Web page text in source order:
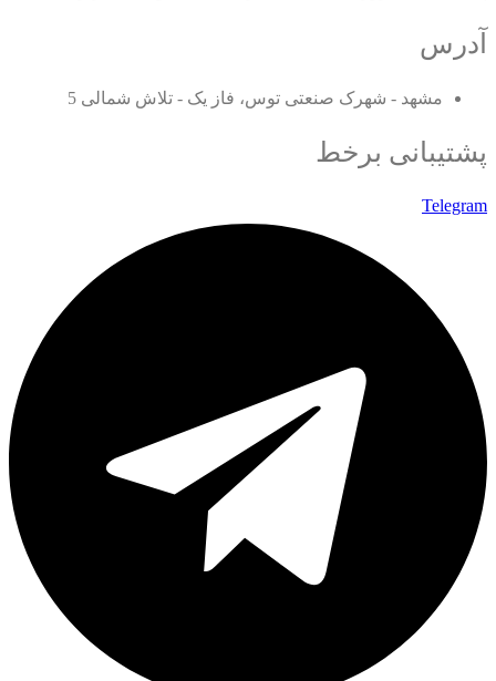
آدرس
مشهد - شهرک صنعتی توس، فاز یک - تلاش شمالی 5
پشتیبانی برخط
Telegram